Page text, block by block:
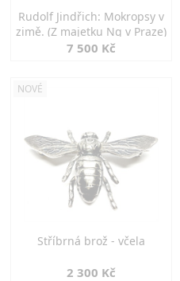
Rudolf Jindřich: Mokropsy v
zimě. (Z majetku Ng v Praze)
7 500 Kč
NOVÉ
Stříbrná brož - včela
2 300 Kč